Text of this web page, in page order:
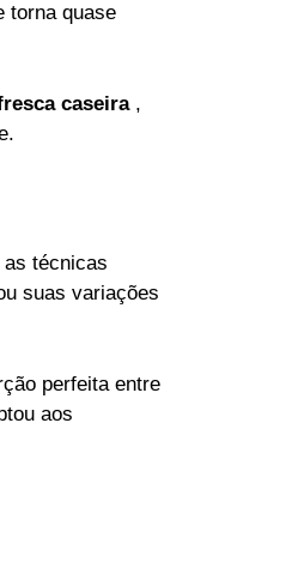
torna quase
caseira,
técnicas
suas variações
perfeita entre
aos